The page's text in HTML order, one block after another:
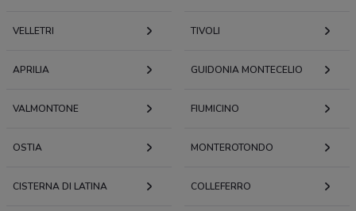
VELLETRI TIVOLI
APRILIA GUIDONIA MONTECELIO
VALMONTONE FIUMICINO
OSTIA MONTEROTONDO
CISTERNA DI LATINA COLLEFERRO